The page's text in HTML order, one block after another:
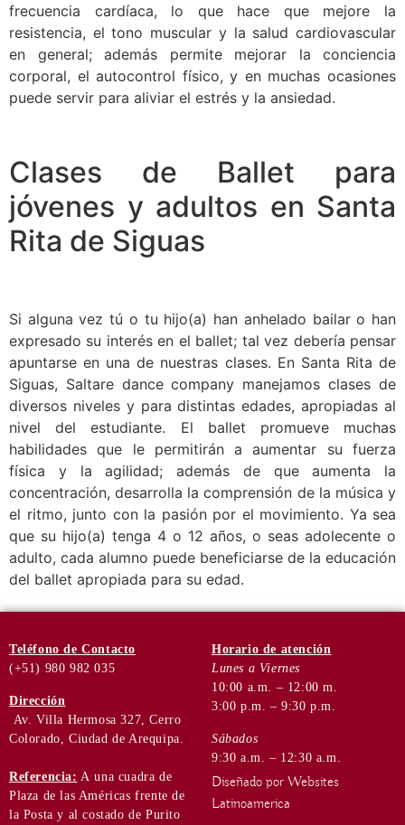
frecuencia cardíaca, lo que hace que mejore la
resistencia, el tono muscular y la salud cardiovascular
en general; además permite mejorar la conciencia
corporal, el autocontrol físico, y en muchas ocasiones
puede servir para aliviar el estrés y la ansiedad.
Clases de Ballet para
jóvenes y adultos en Santa
Rita de Siguas
Si alguna vez tú o tu hijo(a) han anhelado bailar o han
expresado su interés en el ballet; tal vez debería pensar
apuntarse en una de nuestras clases. En Santa Rita de
Siguas, Saltare dance company manejamos clases de
diversos niveles y para distintas edades, apropiadas al
nivel del estudiante. El ballet promueve muchas
habilidades que le permitirán a aumentar su fuerza
física y la agilidad; además de que aumenta la
concentración, desarrolla la comprensión de la música y
el ritmo, junto con la pasión por el movimiento. Ya sea
que su hijo(a) tenga 4 o 12 años, o seas adolecente o
adulto, cada alumno puede beneficiarse de la educación
del ballet apropiada para su edad.
Teléfono de Contacto
(+51) 980 982 035
Dirección
Av. Villa Hermosa 327, Cerro
Colorado, Ciudad de Arequipa.
Referencia: A una cuadra de
Plaza de las Américas frente de
la Posta y al costado de Purito
Horario de atención
Lunes a Viernes
10:00 a.m. – 12:00 m.
3:00 p.m. – 9:30 p.m.
Sábados
9:30 a.m. – 12:30 a.m.
Diseñado por Websites
Latinoamerica